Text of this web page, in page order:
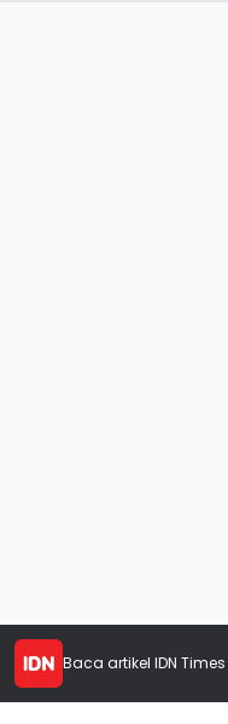
Baca artikel IDN Times